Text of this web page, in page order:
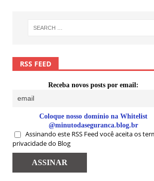
RSS FEED
Receba novos posts por email:
Coloque nosso domínio na Whitelist
@minutodaseguranca.blog.br
Assinando este RSS Feed você aceita os
privacidade do Blog